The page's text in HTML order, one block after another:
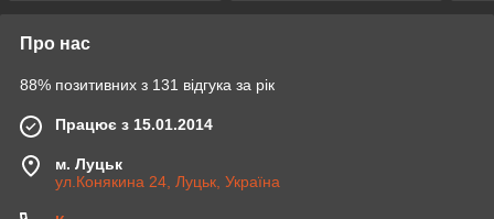
Про нас
88% позитивних з 131 відгука за рік
Працює з 15.01.2014
м. Луцьк
ул.Конякина 24, Луцьк, Україна